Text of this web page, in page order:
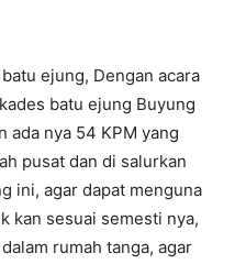
ejung, Dengan acara
batu ejung Buyung
ada nya 54 KPM yang
pusat dan di salurkan
ini, agar dapat menguna
kan sesuai semesti nya,
rumah tanga, agar